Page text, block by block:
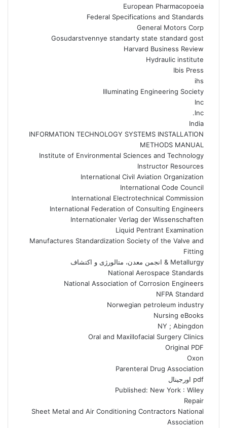
European Pharmacopoeia
Federal Specifications and Standards
General Motors Corp
Gosudarstvennye standarty state standard gost
Harvard Business Review
Hydraulic institute
Ibis Press
ihs
Illuminating Engineering Society
Inc
Inc.
India
INFORMATION TECHNOLOGY SYSTEMS INSTALLATION
METHODS MANUAL
Institute of Environmental Sciences and Technology
Instructor Resources
International Civil Aviation Organization
International Code Council
International Electrotechnical Commission
International Federation of Consulting Engineers
Internationaler Verlag der Wissenschaften
Liquid Pentrant Examination
Manufactures Standardization Society of the Valve and
Fitting
Metallurgy & انجمن معدن، متالورژی و اکتشاف
National Aerospace Standards
National Association of Corrosion Engineers
NFPA Standard
Norwegian petroleum industry
Nursing eBooks
NY ; Abingdon
Oral and Maxillofacial Surgery Clinics
Original PDF
Oxon
Parenteral Drug Association
pdf اورجینال
Published: New York : Wiley
Repair
Sheet Metal and Air Conditioning Contractors National
Association